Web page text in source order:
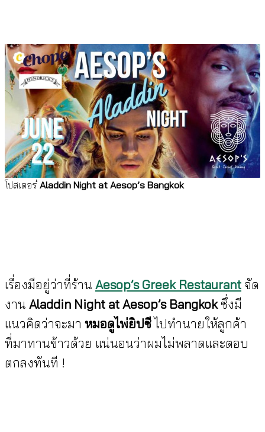
โปสเตอร๋Aladdin Night at Aesop’s Bangkok
เรื่องมีอยู่ว่าที่ร้าน Aesop’s Greek Restaurant จัด
งาน Aladdin Night at Aesop’s Bangkokซึ่งมี
แนวคิดว่าจะมา หมอดูไพ่ยิปซีไปทำนายให้ลูกค้า
ที่มาทานข้าวด้วย แน่นอนว่าผมไม่พลาดและตอบ
ตกลงทันที !